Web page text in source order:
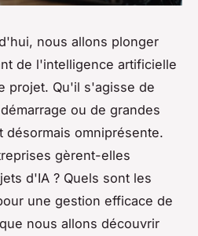
nous allons plonger
de l'intelligence artificielle
projet. Qu'il s'agisse de
ou de grandes
désormais omniprésente.
gèrent-elles
d'IA ? Quels sont les
une gestion efficace de
nous allons découvrir